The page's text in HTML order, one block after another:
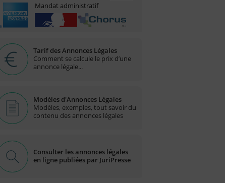
Mandat administratif
Tarif des Annonces Légales
Comment se calcule le prix d’une
annonce légale...
Modèles d'Annonces Légales
Modèles, exemples, tout savoir du
contenu des annonces légales
Consulter les annonces légales
en ligne publiées par JuriPresse